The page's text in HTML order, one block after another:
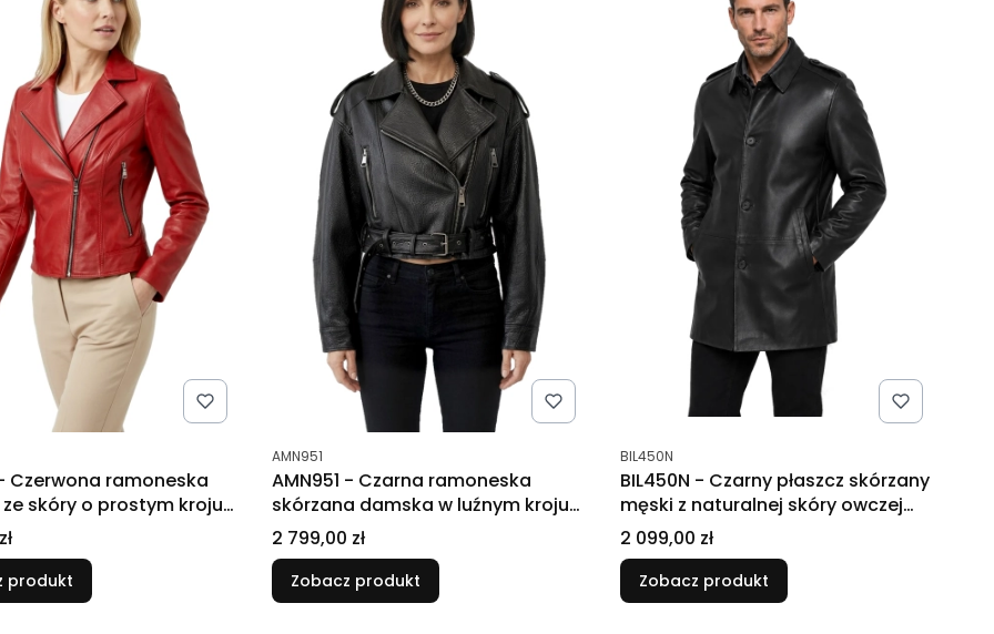
Czerwona ramoneska
skóry o prostym kroju
produkt
Kod produktu
AMN951
AMN951 - Czarna ramoneska
skórzana damska w luźnym kroju
oversize DORJAN
Cena
2 799,00 zł
Zobacz produkt
Kod produktu
BIL450N
BIL450N - Czarny płaszcz skórzany
męski z naturalnej skóry owczej
DORJAN
Cena
2 099,00 zł
Zobacz produkt